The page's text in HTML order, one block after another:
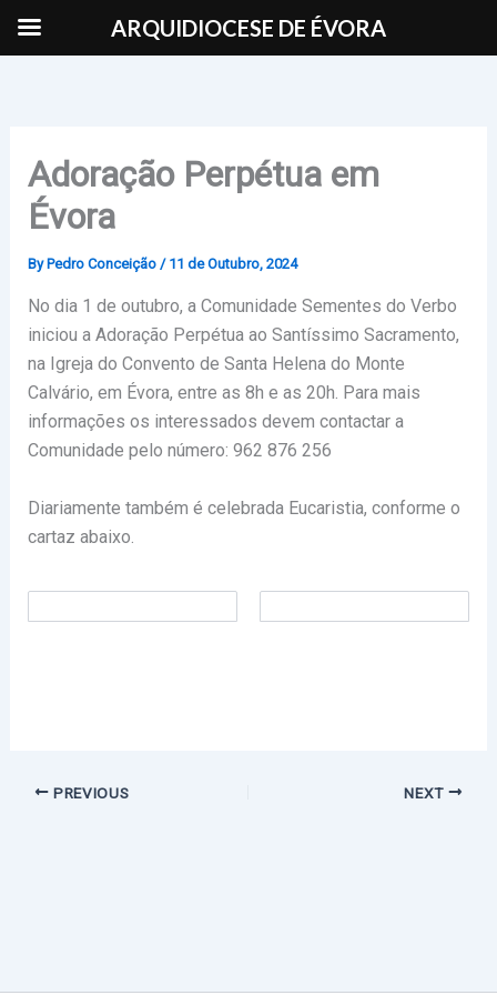
Adoração Perpétua em
Évora
By Pedro Conceição / 11 de Outubro, 2024
No dia 1 de outubro, a Comunidade Sementes do Verbo
iniciou a Adoração Perpétua ao Santíssimo Sacramento,
na Igreja do Convento de Santa Helena do Monte
Calvário, em Évora, entre as 8h e as 20h. Para mais
informações os interessados devem contactar a
Comunidade pelo número: 962 876 256
Diariamente também é celebrada Eucaristia, conforme o
cartaz abaixo.
PREVIOUS NEXT
ARQUIDIOCESE DE ÉVORA